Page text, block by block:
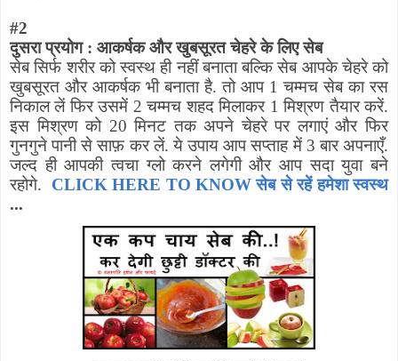
#2
दुसरा प्रयोग : आकर्षक और खुबसूरत चेहरे के लिए सेब
सेब सिर्फ शरीर को स्वस्थ ही नहीं बनाता बल्कि सेब आपके चेहरे को
खुबसूरत और आकर्षक भी बनाता है. तो आप 1 चम्मच सेब का रस
निकाल लें फिर उसमें 2 चम्मच शहद मिलाकर 1 मिश्रण तैयार करें.
इस मिश्रण को 20 मिनट तक अपने चेहरे पर लगाएं और फिर
गुनगुने पानी से साफ़ कर लें. ये उपाय आप सप्ताह में 3 बार अपनाएँ.
जल्द ही आपकी त्वचा ग्लो करने लगेगी और आप सदा युवा बने
रहोगे. CLICK HERE TO KNOW सेब से रहें हमेशा स्वस्थ
...